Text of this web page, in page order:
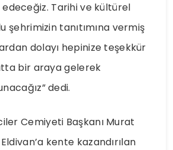
Tarihi ve kültürel
şehrimizin tanıtımına vermiş
dolayı hepinize teşekkür
bir araya gelerek
dedi.
Cemiyeti Başkanı Murat
kente kazandırılan